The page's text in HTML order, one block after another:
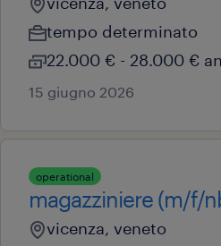
tempo determinato
22.000 € - 28.000 €
15 giugno 2026
operational
magazziniere (m/f/
vicenza, veneto